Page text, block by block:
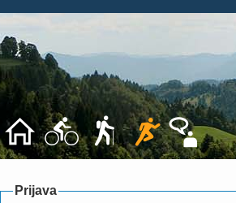
Prijava